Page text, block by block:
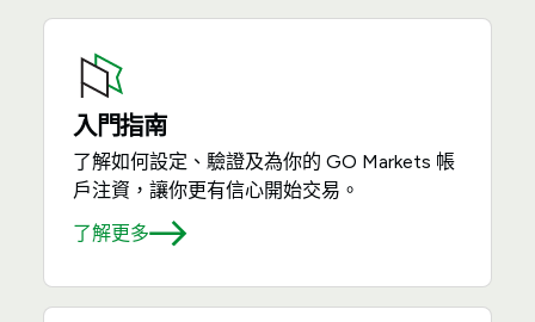
入門指南
了解如何設定、驗證及為你的 GO Markets 帳
戶注資，讓你更有信心開始交易。
了解更多